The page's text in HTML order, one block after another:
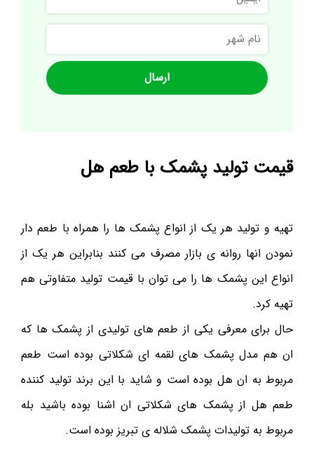
نام
شهر
قیمت تولید پشمک با طعم هل
تهیه و تولید هر یک از انواع پشمک ها را همراه با طعم دار
نمودن انها روانه ی بازار مصرف می کنند بنابراین هر یک از
انواع این پشمک ها را می توان با قیمت تولید متفاوتی هم
تهیه کرد.
حال برای معرفی یکی از طعم های تولیدی از پشمک ها که
ان هم مدل پشمک های لقمه ای شکلاتی بوده است طعم
مربوط به ان هل بوده است و شاید با این برند تولید کننده
طعم هل از پشمک های شکلاتی ان اشنا بوده باشید بله
مربوط به تولیدات پشمک شلاله ی تبریز بوده است.